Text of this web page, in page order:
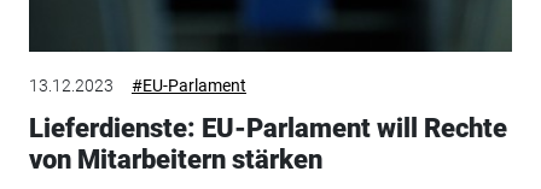
13.12.2023 #EU-Parlament
Lieferdienste: EU-Parlament will Rechte
von Mitarbeitern stärken